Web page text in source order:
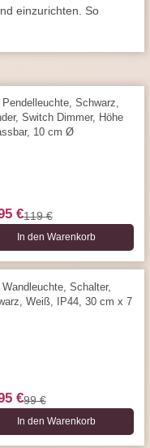
einzurichten. So
Pendelleuchte, Schwarz,
Switch Dimmer, Höhe
10 cm Ø
€119 €
In den Warenkorb
Wandleuchte, Schalter,
Weiß, IP44, 30 cm x 7
€99 €
In den Warenkorb